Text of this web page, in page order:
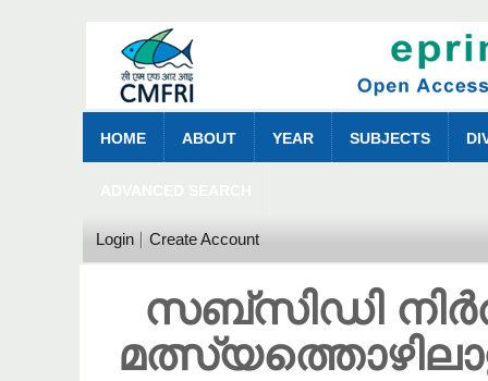
HOME ABOUT YEAR SUBJECTS
Login Create Account
സബ്‌സിഡി